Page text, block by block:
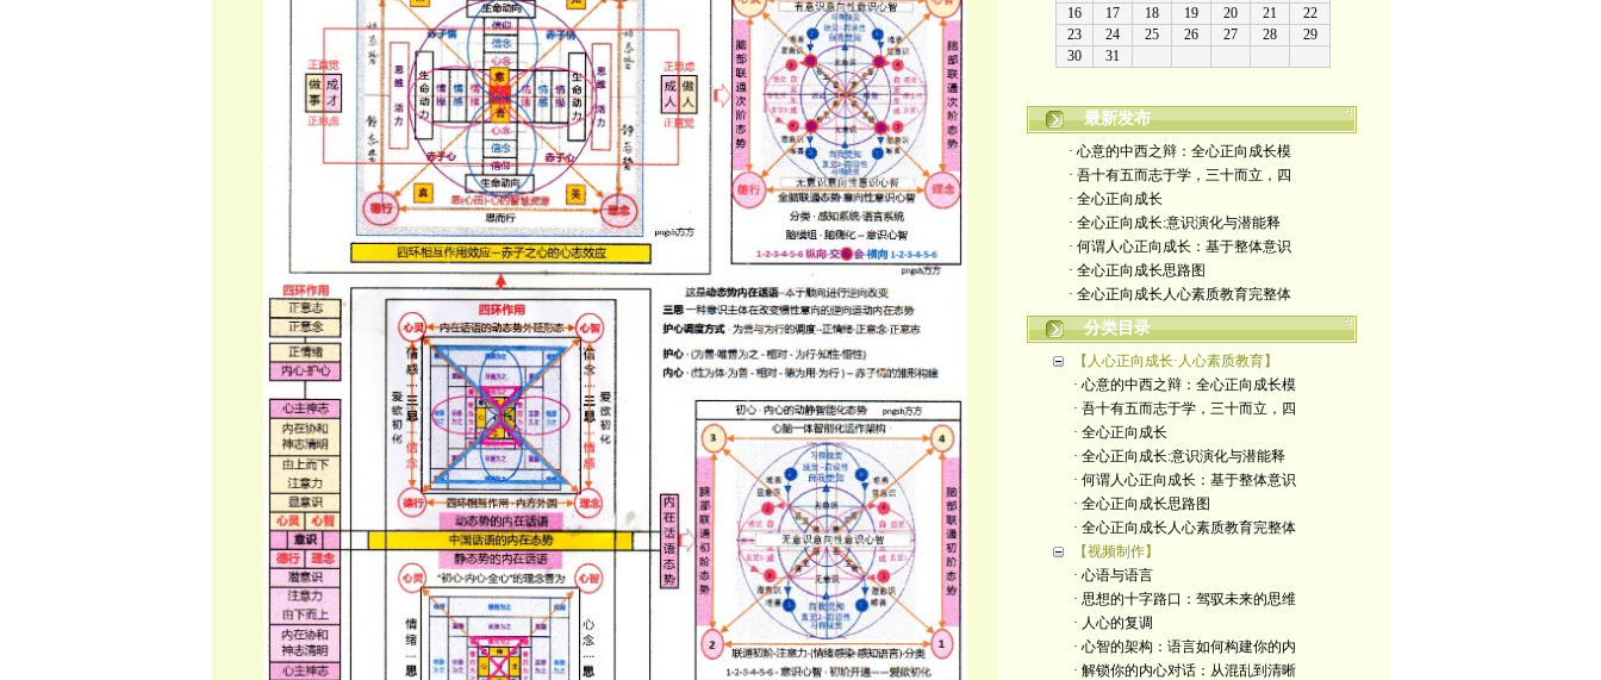
最新发布
· 心意的中西之辩：全心正向成长模
· 吾十有五而志于学，三十而立，四
· 全心正向成长
· 全心正向成长:意识演化与潜能释
· 何谓人心正向成长：基于整体意识
· 全心正向成长思路图
· 全心正向成长人心素质教育完整体
分类目录
【人心正向成长·人心素质教育】
· 心意的中西之辩：全心正向成长模
· 吾十有五而志于学，三十而立，四
· 全心正向成长
· 全心正向成长:意识演化与潜能释
· 何谓人心正向成长：基于整体意识
· 全心正向成长思路图
· 全心正向成长人心素质教育完整体
【视频制作】
· 心语与语言
· 思想的十字路口：驾驭未来的思维
· 人心的复调
· 心智的架构：语言如何构建你的内
· 解锁你的内心对话：从混乱到清晰